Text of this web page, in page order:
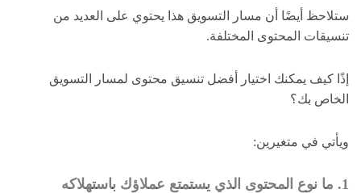
ستلاحظ أيضًا أن مسار التسويق هذا يحتوي على العديد من
تنسيقات المحتوى المختلفة.
إذًا كيف يمكنك اختيار أفضل تنسيق محتوى لمسار التسويق
الخاص بك؟
ويأتي في متغيرين:
1. ما نوع المحتوى الذي يستمتع عملاؤك باستهلاكه